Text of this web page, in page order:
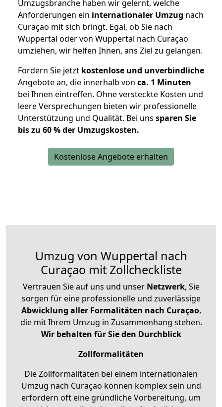
Umzugsbranche haben wir gelernt, welche
Anforderungen ein internationaler Umzug nach
Curaçao mit sich bringt. Egal, ob Sie nach
Wuppertal oder von Wuppertal nach Curaçao
umziehen, wir helfen Ihnen, ans Ziel zu gelangen.
Fordern Sie jetzt kostenlose und unverbindliche
Angebote an, die innerhalb von ca. 1 Minuten
bei Ihnen eintreffen. Ohne versteckte Kosten und
leere Versprechungen bieten wir professionelle
Unterstützung und Qualität. Bei uns sparen Sie
bis zu 60 % der Umzugskosten.
Kostenlose Angebote erhalten
Umzug von Wuppertal nach
Curaçao mit Zollcheckliste
Vertrauen Sie auf uns und unser Netzwerk, Sie
sorgen für eine professionelle und zuverlässige
Abwicklung aller Formalitäten nach Curaçao,
die mit Ihrem Umzug in Zusammenhang stehen.
Wir behalten für Sie den Durchblick
Zollformalitäten
Die Zollformalitäten bei einem internationalen
Umzug nach Curaçao können komplex sein und
erfordern oft eine gründliche Vorbereitung, um